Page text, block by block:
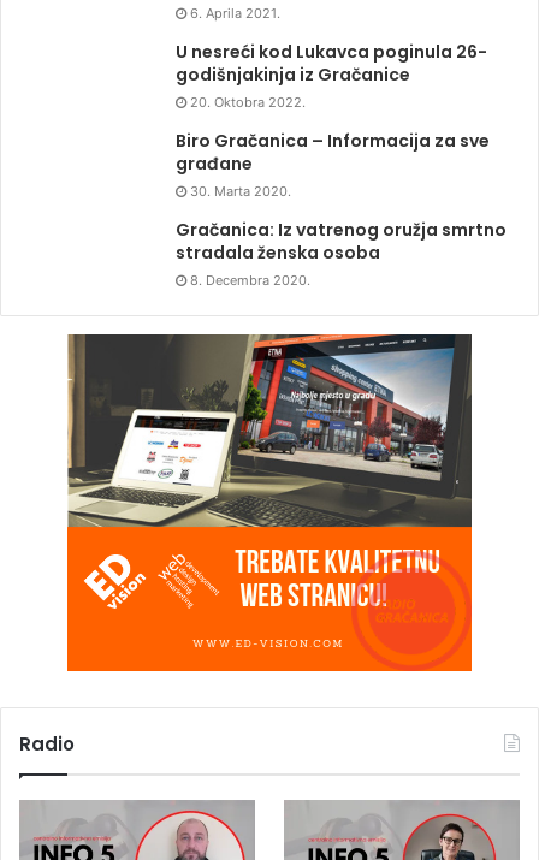
6. Aprila 2021.
U nesreći kod Lukavca poginula 26-
godišnjakinja iz Gračanice
20. Oktobra 2022.
Biro Gračanica – Informacija za sve
građane
30. Marta 2020.
Gračanica: Iz vatrenog oružja smrtno
stradala ženska osoba
8. Decembra 2020.
Radio